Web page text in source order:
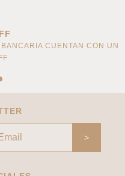
CUENTAN CON UN